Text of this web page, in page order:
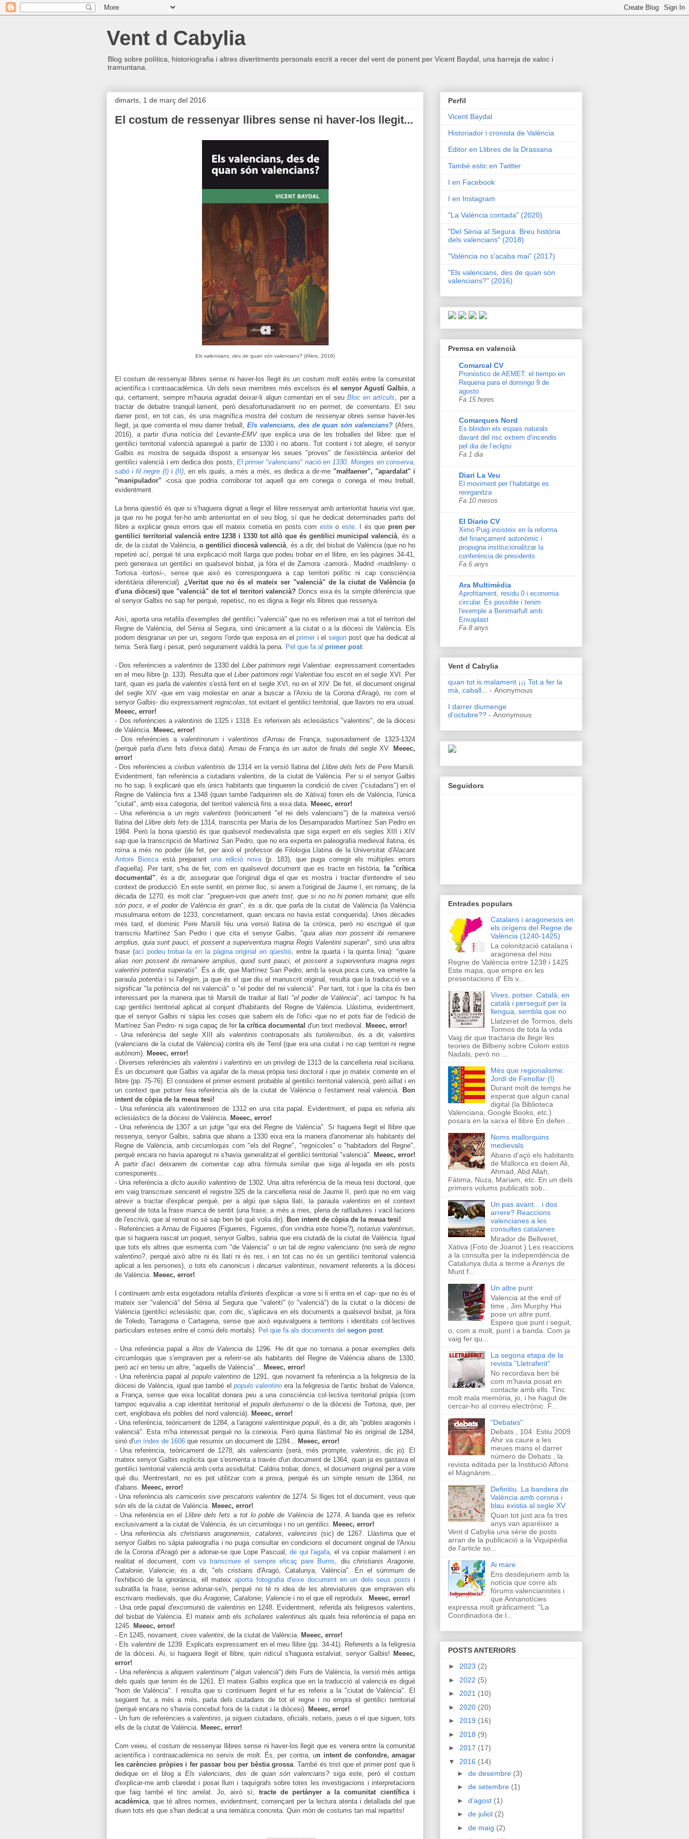
Vent d Cabylia
Blog sobre política, historiografia i altres divertiments personals escrit a recer del vent de ponent per Vicent Baydal, una barreja de xaloc i
tramuntana.
dimarts, 1 de març del 2016
El costum de ressenyar llibres sense ni haver-los llegit...
Els valencians, des de quan són valencians? (Afers, 2016)
El costum de ressenyar llibres sense ni haver-los llegit és un costum molt estés entre la comunitat
acientífica i contraacadèmica. Un dels seus membres més excelsos és el senyor Agustí Galbis, a
qui, certament, sempre m'hauria agradat deixar-li algun comentari en el seu Bloc en artículs , per a
tractar de debatre tranquil·lament, però desafortunadament no en permet, de comentaris. El seu
darrer post, en tot cas, és una magnífica mostra del costum de ressenyar obres sense haver-les
llegit, ja que comenta el meu darrer treball, Els valencians, des de quan són valencians? (Afers,
2016), a partir d'una notícia delLevante-EMVque explica una de les troballes del llibre: que el
gentilici territorial valencià aparegué a partir de 1330 i no abans. Tot content i tot alegre, el senyor
Galbis es mostra de seguida dispost a ensenyar les seues "proves" de l'existència anterior del
gentilici valencià i em dedica dos posts, El primer "valenciano" nació en 1330. Monges en conserva,
sabó i fil negre (I)i (II), en els quals, a més a més, es dedica a dir-me "malfaener", "apardalat" i
"manipulador" -cosa que podria corroborar tot aquell qui em conega o conega el meu treball,
evidentment.
La bona qüestió és que si s'haguera dignat a llegir el llibre ressenyat amb anterioritat hauria vist que,
ja que no he pogut fer-ho amb anterioritat en el seu blog, sí que he dedicat determinades parts del
llibre a explicar greus errors que ell mateix cometia en posts com esteo este. I és que pren per
gentilici territorial valencià entre 1238 i 1330 tot allò que és gentilici municipal valencià , és a
dir, de la ciutat de València, o gentilici diocesà valencià , és a dir, del bisbat de València (que no ho
repetiré ací, perquè té una explicació molt llarga que podeu trobar en el llibre, en les pàgines 34-41,
però generava un gentilici en qualsevol bisbat, ja fóra el de Zamora -zamorà-, Madrid -madrileny- o
Tortosa -tortosí-, sense que això es corresponguera a cap territori polític ni cap consciència
identitària diferencial). ¿Veritat que no és el mateix ser "valencià" de la ciutat de València (o
d'una diòcesi) que "valencià" de tot el territori valencià? Doncs eixa és la simple diferència que
el senyor Galbis no sap fer perquè, repetisc, no es digna a llegir els llibres que ressenya.
Així, aporta una retafila d'exemples del gentilici "valencià" que no es referixen mai a tot el territori del
Regne de València, del Sénia al Segura, sinó únicament a la ciutat o a la diòcesi de València. Els
podem desgranar un per un, segons l'orde que exposa en elprimer i el segonpost que ha dedicat al
tema. Serà llarg i pesat, però segurament valdrà la pena. Pel que fa al primer post:
- Dos referències a valentinisde 1330 del Liber patrimoni regii Valentiae: expressament comentades
en el meu llibre (p. 133). Resulta que elLiber patrimoni regii Valentiae fou escrit en el segle XVI. Per
tant, quan es parla devalentini s'està fent en el segle XVI, no en el XIV. De fet, el document original
del segle XIV -que em vaig molestar en anar a buscar a l'Arxiu de la Corona d'Aragó, no com el
senyor Galbis- diu expressament regnicolas , tot evitant el gentilici territorial, que llavors no era usual.
Meeec, error!
- Dos referències avalentinis de 1325 i 1318. Es referixen als eclesiàstics "valentins", de la diòcesi
de València. Meeec, error!
- Dos referències a valentinorumivalentinos d'Arnau de França, suposadament de 1323-1324
(perquè parla d'uns fets d'eixa data). Arnau de França és un autor de finals del segle XV. Meeec,
error!
- Dos referències a civibus valentinis de 1314 en la versió llatina del Llibre dels fetsde Pere Marsili.
Evidentment, fan referència a ciutadans valentins, de la ciutat de València. Per si el senyor Galbis
no ho sap, liexplicaré que els únics habitants que tinguerenla condició decives ("ciutadans")en el
Regne de València fins a 1348 (quan també l'adquiriren els de Xàtiva) foren els de València, l'única
"ciutat", amb eixa categoria, del territori valencià fins a eixa data. Meeec, error!
- Una referència a unregis valentinis (teòricament "el rei dels valencians") dela mateixa versió
llatina delLlibre dels fets de 1314, transcrita per María delos Desamparados Martínez San Pedro en
1984
Però la bona qüestió és que qualsevol medievalista que siga expert en els segles XIII i XIV
sap que la transcripció de Martínez San Pedro , que no era experta en paleografia medieval llatina, és
roïna a més no poder (de fet , per això el professor de Filologia Llatina de la Universitat d'Alacant
Antoni Bioscaestà preparantuna edició nova(p. 183), que puga corregirels múltiples errors
d'aquella). Per tant, s'ha de fer, com en qualsevol document que es tracte en història, la "crítica
documental" , és a dir, assegurar quel'original diga el que es mostra i tractar d'entendre el seu
context de producció. En este sentit, en primer lloc, si anem a l'original de Jaume I, en romanç, de la
dècada de 1270, és molt clar: "preguen-vos que anets tost, que si no no hi porien romanir, que ells
són pocs , e el poder de València és gran", és a dir, que parla de la ciutat de València (la València
musulmana entorn de 1233, concretament, quan encara no havia estat conquerida). Unes dècades
més tard, el dominic Pere Marsili féu una versió llatina de la crònica , però no escrigué el que
transcriu Martínez San Pedroi que cita el senyor Galbis "quia alias non possentibi remanere
amplius, quia sunt pauci, et possent a superventura magna Regis Valentini superari", sinó una altra
frase (ací podeu trobar-la en la pàgina original en qüestió, entre la quarta i la quinta línia): "quare
alias non possent ibi remanere amplius,quodsunt pauci, et possent a superventuramagnaregis
valentini potentia superatis". És a dir, queMartínez San Pedro, ambla seua poca cura,va ometre la
paraula potentiai si l'afegim, ja queésel que diu el manuscrit original , resulta que la traducció ve a
significar "la potència del rei valencià" o "el poder del rei valencià" . Per tant, tot i que la cita és ben
interessant per la manera que té Marsili de traduir al llatí "el poder de València",
ací tampoc hi ha
cap gentilici territorial aplicat al conjunt d'habitants del Regne de València . Llàstima, evidentment,
que el senyor Galbis ni sàpia les coses que sabem els de l'ofici -que no et pots fiarde l'edició de
Martínez San Pedro- ni siga capaç de fer la crítica documental d'un text medieval. Meeec, error!
- Una referència del segle XIII als valentinis contraposats als turolensibus , és a dir, valentins
(valencians de la ciutat de València) contra els de Terol (que era una ciutat i no cap territori ni regne
autònom). Meeec, error!
- Diverses referències alsvalentini i valentinisen un privilegi de 1313 de la cancelleria reial siciliana.
És un document que Galbis va agafar de la meua pròpia tesi doctoral i que jo mateix comente en el
llibre (pp. 75-76). El considere el primer esment probable al gentilici territorial valencià, però aïllat i en
un context que potser feia referència als de la ciutat de València o l'estament reial valencià. Bon
intent de còpia de la meua tesi!
- Una referència als valentinenses de 131 2en una cita papal. Evidentment, el papa es referia als
eclesiàstics de la diòcesi de València. Meeec, error!
- Una referència de 1307 a un jutge "qui era del Regne de València". Si haguera llegit el llibre que
ressenya, senyor Galbis, sabria que abans a 1330 eixa era la manera d'anomenar als habitants del
Regne de València, amb circumloquis com "els del Regne", "regnícoles" o "habitadors del Regne",
perquè encara no havia aparegut ni s'havia generalitzat el gentilici territorial "valencià". Meeec, error!
A partir d'ací deixarem de comentar cap altra fórmula similar que siga al·legada en els posts
corresponents...
- Una referència a dicto auxilio valentinis de 1302. Una altra referència de la meua tesi doctoral, que
em vaig transcriure senceret el registre 325 de la cancelleria reial de Jaume II, però que no em vaig
atrevir a tractar d'explicar perquè, per a algú que sàpia llatí, la paraula valentinisen el context
general de tota la frase manca de sentit (una frase, a més a mes, plena de ratlladures i vacil·lacions
de l'escrivà, que al remat no sé sap ben bé què volia dir). Bon intent de còpia de la meua tesi!
- Referències a Arnau de Figueres (Figueres, Figueres, d'on vindria este home?), notarius valentinus
que si haguera rascat un poquet, senyor Galbis, sabria que era ciutadà de la ciutat de València. Igual
que tots els altres que esmenta com "de Valencia" o un tal de regno valenciano (no serà de regno
valentino?, perquè això altre ni és llatí ni és res, i en tot cas no és un gentilici territorial valencià
aplicat a les persones), o tots els canonicusidecanus valentinus , novament referents a la diòcesi
de València. Meeec, error!
I continuem amb esta esgotadora retafila d'intents d'explicar -a vore si li entra en el cap- que no és el
mateix ser "valencià" del Sénia al Segura que "valentí" (o "valencià") de la ciutat o la diòcesi de
València (gentilici eclesiàstic que, com dic, s'aplicava en els documents a qualsevol bisbat, ja fóra
de Toledo, Tarragona o Cartagena, sense que això equivalguera a territoris i identitats col·lectives
particulars esteses entre el comú dels mortals). Pel que fa als documents del segon post:
- Una referència papal a illos de Valencia de 1296. He dit que no tornaria a posar exemples dels
circumloquis que s'empraven per a referir-se als habitants del Regne de València abans de 1330,
però ací en teniu un altre, "aquells de València"... Meeec, error!
- Una referència papal alpopulo valentino de 1291, que novament fa referència a la feligresia de la
diòcesi de València, igual que també el populo valentino era la feligresia de l'antic bisbat de Valence,
a França, sense que eixa localitat donara peu a una consciència col·lectiva territorial pròpia (com
tampoc equivalia a cap identitat territorial el populo dertusensio de la diòcesi de Tortosa, que, per
cert, englobava els pobles del nord valencià). Meeec, error!
- Una referència, teòricament de 1284, a l'aragonii valentinique populi , és a dir, als "pobles aragonés i
valencià". Esta m'ha interessat perquè no la coneixia. Però quina llàstima! No és original de 1284,
sinó d'un índex de 1606 que resumix un document de 1284... Meeec, error!
- Una referència, teòricament de 1278, als valencianis (serà, més prompte,valentinis , dic jo). El
mateix senyor Galbis explicita que s'esmenta a través d'un document de 1364, quan ja es gastava el
gentilici territorial valencià amb certa assiduïtat. Caldria trobar, doncs, el document original per a vore
què diu. Mentrestant, no es pot utilitzar com a prova, perquè és un simple resum de 1364, no
d'abans. Meeec, error!
- Una referència als carniceriis sive pescatoris valentini de 1274. Si lliges tot el document, veus que
són els de la ciutat de València. Meeec, error!
- Una referència en el Llibre dels fets a tot lo poble de València de 1274. A banda que es referix
exclusivament a la ciutat de València, és un circumloqui i no un gentilici. Meeec, error!
- Una referència als christianis aragonensis, catalonis, valencinis (sic) de 1267. Llàstima que el
senyor Galbis no sàpia paleografia i no puga consultar en condicions el document originaldel'Arxiu
de la Corona d'Aragó per a adonar-se que Lope Pascual, de qui l'agafa, el va copiar malament i en
realitat el document, com va transcriure el sempre eficaç pare Burns , diu christianis Aragonie,
Catalonie
Valencie , és a dir, "els cristians d'Aragó, Catalunya València". En el súmmum de
l'exhibició de la ignorància , ell mateixaporta fotografia d'eixe document en un dels seus posts i
subratlla la frase, sense adonar-se'n, perquè no té ni idea de les abreviatures que empraven els
escrivans medievals , que diu Aragonie, Catalonie, Valencie i no el que ell reproduïx
Meeec, error!
- Una orde papal d'excomunió de valentinisen 1248. Evidentment, referida als feligresos valentins,
del bisbat de València. El mateix amb els scholares valentinus als quals feia referència el papa en
1245. Meeec, error!
- En 1245, novament, cives valentini , de la ciutat de València. Meeec, error!
- Els valentinide 1239. Explicats expressament en el meu llibre (pp. 34-41). Referents a la feligresia
de la diòcesi. Ai, si haguera llegit el llibre, quin ridícul s'haguera estalviat, senyor Galbis! Meeec,
error!
- Una referència aaliquem valentinum("algun valencià") dels Furs de València, la versió més antiga
dels quals que tenim és de 1261. El mateix Galbis explica que en la traducció al valencià es digué
"hom de València". I resulta que si continuem llegint el fur es referix a la "ciutat de València". El
següent fur, a més a més, parla dels ciutadans de tot el regne i no empra el gentilici territorial
(perquè encara no s'havia concebut fora de la ciutat i la diòcesi). Meeec, error!
- Un fum de referències avalentinis , ja siguen ciutadans, oficials, notaris, jueus o el que siguen, tots
ells de la ciutat de València. Meeec, error!
Com veieu, el costum de ressenyar llibres sense ni haver-los llegit que es venera entre la comunitat
acientífica i contraacadèmica no servix de molt. És, per contra, un intent de confondre, amagar
les carències pròpies i fer passar bou per bèstia grossa . També és trist que el primer post que li
dedique en el blog a Els valencians, des de quan són valencians?siga este, però el costum
d'explicar-me amb claredat i posar llum i taquígrafs sobre totes les investigacions i interpretacions
que faig també el tinc arrelat. Jo, això sí, tracte de pertànyer a la comunitat científica i
acadèmica , que té altres normes, evidentment, començant per la lectura atenta i detallada del que
diuen tots els que s'han dedicat a una temàtica concreta. Quin món de costums tan mal repartits!
Perfil
Vicent Baydal
Historiador i cronista de València
Editor en Llibres de la Drassana
També estic en Twitter
I en Facebook
I en Instagram
"La València contada" (2020)
"Del Sénia al Segura. Breu història
dels valencians" (2018)
"València no s'acaba mai" (2017)
"Els valencians, des de quan són
valencians?" (2016)
Premsa en valencià
Comarcal CV
Pronóstico de AEMET: el tiempo en
Requena para el domingo 9 de
agosto
Fa 15 hores
Comarques Nord
Es blinden els espais naturals
davant del risc extrem d’incendis
pel dia de l’eclipsi
Fa 1 dia
Diari La Veu
El moviment per l’habitatge es
reorganitza
Fa 10 mesos
El Diario CV
Ximo Puig insisteix en la reforma
del finançament autonòmic i
propugna institucionalitzar la
conferència de presidents
Fa 6 anys
Ara Multimèdia
Aprofitament, residu 0 i economia
circular. És possible i tenim
l'exemple a Benimarfull amb
Envaplast
Fa 8 anys
Vent d Cabylia
quan tot is malament ¡¡¡ Tot a fer la
mà, caball...
- Anonymous
I darrer diumenge
d'octubre?? - Anonymous
Seguidors
Entrades populars
Catalans i aragonesos en
els orígens del Regne de
València (1240-1425)
La colonització catalana i
aragonesa del nou
Regne de València entre 1238 i 1425
Este mapa, que empre en les
presentacions d' Els v...
Vives, potser. Català, en
català i perseguit per la
llengua, sembla que no
Llatzeret de Tormos, dels
Tormos de tota la vida
Vaig dir que tractaria de llegir les
teories de Bilbeny sobre Colom estos
Nadals, però no ...
Més que regionalisme:
Jordi de Fenollar (I)
Durant molt de temps he
esperat que algun canal
digital (la Biblioteca
Valenciana, Google Books, etc.)
posara en la xarxa el llibre En defen...
Noms mallorquins
medievals
Abans d'açò els habitants
de Mallorca es deien Ali,
Ahmad, Abd Allah,
Fàtima, Nuza, Mariam, etc. En un dels
primers volums publicats sob...
Un pas avant... i dos
arrere? Reaccions
valencianes a les
consultes catalanes
Mirador de Bellveret,
Xàtiva (Foto de Joanot ) Les reaccions
a la consulta per la independència de
Catalunya duta a terme a Arenys de
Munt f...
Un altre punt
Valencia at the end of
time , Jim Murphy Hui
pose un altre punt.
Espere que punt i seguit,
o, com a molt, punt i a banda. Com ja
vaig fer qu...
La segona etapa de la
revista "Lletraferit"
No recordava ben bé
com m'havia posat en
contacte amb ells. Tinc
molt mala memòria, jo, i he hagut de
cercar-ho al correu electrònic. F...
"Debates"
Debats , 104: Estiu 2009
Ahir va caure a les
meues mans el darrer
número de Debats , la
revista editada per la Institució Alfons
el Magnànim...
Definitiu. La bandera de
València amb corona i
blau existia al segle XV
Quan tot just ara fa tres
anys van aparéixer a
Vent d Cabylia una sèrie de posts
arran de la publicació a la Viquipèdia
de l'article so...
Ai mare
Ens desdejunem amb la
notícia que corre als
fòrums valencianistes i
que Annanotícies
expressa molt gràficament: "La
Coordinadora de l...
POSTS ANTERIORS
► 2023 (2)
► 2022 (5)
► 2021 (10)
► 2020 (20)
► 2019 (16)
► 2018 (9)
► 2017 (17)
▼ 2016 (14)
► de desembre (3)
► de setembre (1)
► d’agost (1)
► de juliol (2)
► de maig (2)